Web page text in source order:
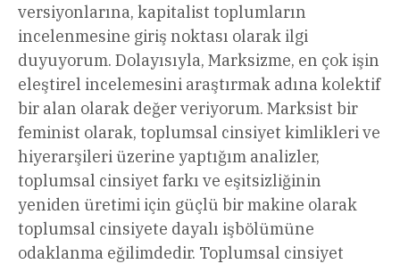
versiyonlarına, kapitalist toplumların
incelenmesine giriş noktası olarak ilgi
duyuyorum. Dolayısıyla, Marksizme, en çok işin
eleştirel incelemesini araştırmak adına kolektif
bir alan olarak değer veriyorum. Marksist bir
feminist olarak, toplumsal cinsiyet kimlikleri ve
hiyerarşileri üzerine yaptığım analizler,
toplumsal cinsiyet farkı ve eşitsizliğinin
yeniden üretimi için güçlü bir makine olarak
toplumsal cinsiyete dayalı işbölümüne
odaklanma eğilimdedir. Toplumsal cinsiyet